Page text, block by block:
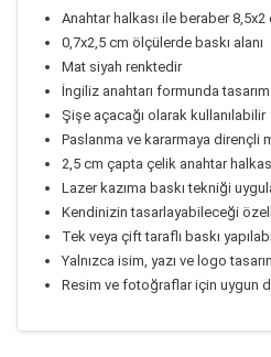
Anahtar halkası ile beraber
0,7x2,5 cm ölçülerde baskı alanı
Mat siyah renktedir
İngiliz anahtarı formunda tasarım
Şişe açacağı olarak kullanılabilir
Paslanma ve kararmaya dirençli
2,5 cm çapta çelik anahtar
Lazer kazıma baskı tekniği
Kendinizin tasarlayabileceği
Tek veya çift taraflı baskı
Yalnızca isim, yazı ve logo
Resim ve fotoğraflar için uygun